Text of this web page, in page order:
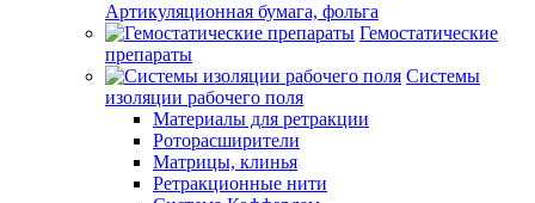
Артикуляционная бумага, фольга
Гемостатические
препараты
Системы
изоляции рабочего поля
Материалы для ретракции
Роторасширители
Матрицы, клинья
Ретракционные нити